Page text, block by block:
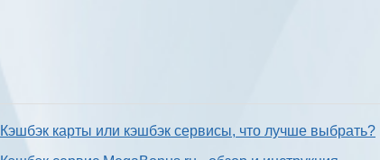
Кэшбэк карты или кэшбэк сервисы, что лучше выбрать?